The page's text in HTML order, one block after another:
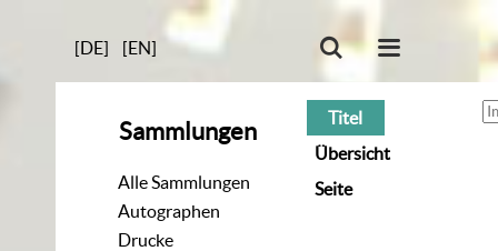
[DE] [EN]
Sammlungen
Alle Sammlungen
Autographen
Drucke
Titel
Übersicht
Seite